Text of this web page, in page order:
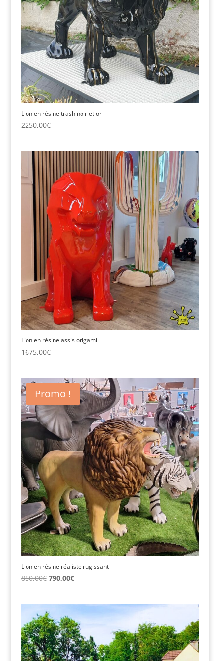
Lion en résine trash noir et or
2250,00€
Lion en résine assis origami
1675,00€
Promo !
Lion en résine réaliste rugissant
850,00€ Le
était :
850,00€.
790,00€Le
790,00€.